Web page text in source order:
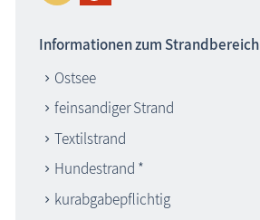
Informationen zum Strandbereich
Ostsee
feinsandiger Strand
Textilstrand
Hundestrand *
kurabgabepflichtig